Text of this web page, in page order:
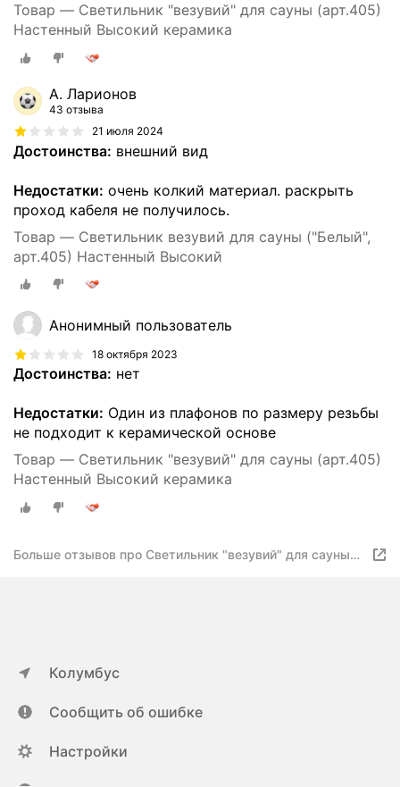
Товар — Светильник "везувий" для сауны (арт.405)
Настенный Высокий керамика
А. Ларионов
43 отзыва
21 июля 2024
Достоинства: внешний вид
Недостатки: очень колкий материал. раскрыть
проход кабеля не получилось.
Товар — Светильник везувий для сауны ("Белый",
арт.405) Настенный Высокий
Анонимный пользователь
18 октября 2023
Достоинства: нет
Недостатки: Один из плафонов по размеру резьбы
не подходит к керамической основе
Товар — Светильник "везувий" для сауны (арт.405)
Настенный Высокий керамика
Больше отзывов про Светильник "везувий" для сауны
Колумбус
Сообщить об ошибке
Настройки